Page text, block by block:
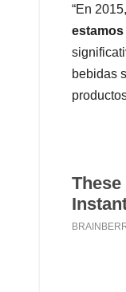
“En 2015,
estamos
bebidas